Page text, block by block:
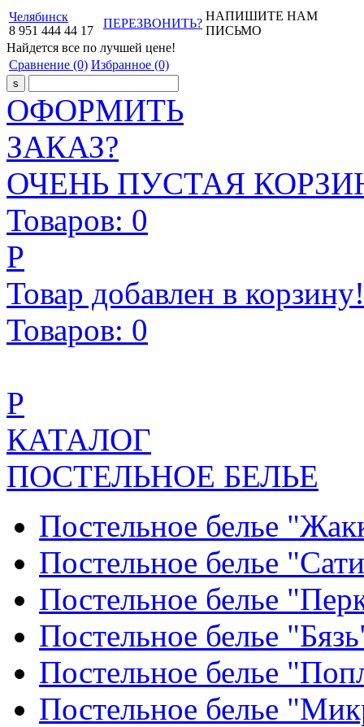
Челябинск
8 951 444 44 17
ПЕРЕЗВОНИТЬ?
НАПИШИТЕ НАМ
ПИСЬМО
Найдется все по лучшей цене!
Сравнение (0) Избранное (0)
ОФОРМИТЬ
ЗАКАЗ?
ОЧЕНЬ ПУСТАЯ
Товаров: 0
Р
Товар добавлен в корзину!
Товаров: 0
Р
КАТАЛОГ
ПОСТЕЛЬНОЕ БЕЛЬЕ
Постельное белье
Постельное белье
Постельное белье
Постельное белье
Постельное белье
Постельное белье